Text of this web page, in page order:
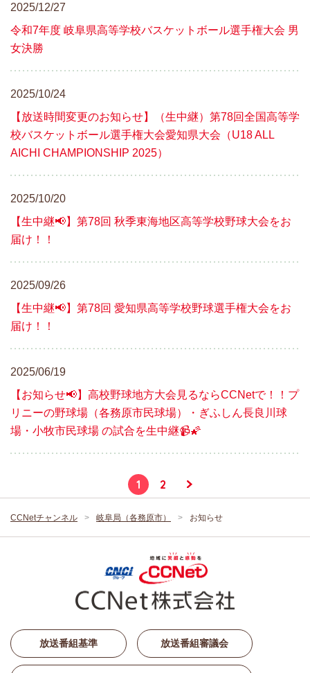
2025/12/27
令和7年度 岐阜県高等学校バスケットボール選手権大会 男
女決勝
2025/10/24
【放送時間変更のお知らせ】（生中継）第78回全国高等学
校バスケットボール選手権大会愛知県大会（U18 ALL
AICHI CHAMPIONSHIP 2025）
2025/10/20
【生中継📢】第78回 秋季東海地区高等学校野球大会をお
届け！！
2025/09/26
【生中継📢】第78回 愛知県高等学校野球選手権大会をお
届け！！
2025/06/19
【お知らせ📢】高校野球地方大会見るならCCNetで！！プ
リニーの野球場（各務原市民球場）・ぎふしん長良川球
場・小牧市民球場 の試合を生中継📹🌠
1 2
CCNetチャンネル 岐阜局（各務原市） お知らせ
放送番組基準 放送番組審議会